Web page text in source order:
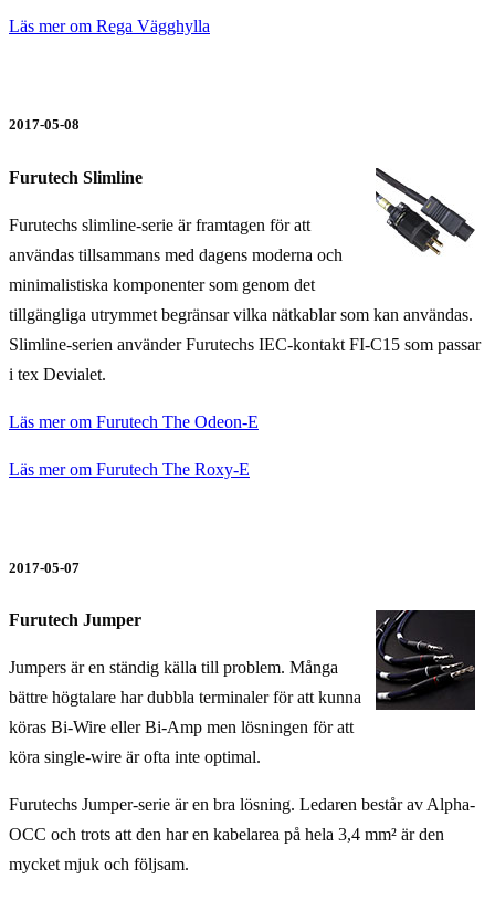
Läs mer om Rega Vägghylla
2017-05-08
Furutech Slimline
Furutechs slimline-serie är framtagen för att
användas tillsammans med dagens moderna och
minimalistiska komponenter som genom det
tillgängliga utrymmet begränsar vilka nätkablar som kan användas.
Slimline-serien använder Furutechs IEC-kontakt FI-C15 som passar
i tex Devialet.
Läs mer om Furutech The Odeon-E
Läs mer om Furutech The Roxy-E
2017-05-07
Furutech Jumper
Jumpers är en ständig källa till problem. Många
bättre högtalare har dubbla terminaler för att kunna
köras Bi-Wire eller Bi-Amp men lösningen för att
köra single-wire är ofta inte optimal.
Furutechs Jumper-serie är en bra lösning. Ledaren består av Alpha-
OCC och trots att den har en kabelarea på hela 3,4 mm² är den
mycket mjuk och följsam.